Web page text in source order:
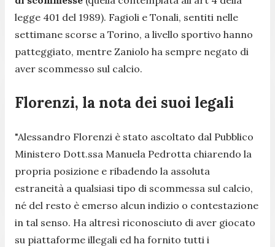
legge 401 del 1989). Fagioli e Tonali, sentiti nelle
settimane scorse a Torino, a livello sportivo hanno
patteggiato, mentre Zaniolo ha sempre negato di
aver scommesso sul calcio.
Florenzi, la nota dei suoi legali
"Alessandro Florenzi è stato ascoltato dal Pubblico
Ministero Dott.ssa Manuela Pedrotta chiarendo la
propria posizione e ribadendo la assoluta
estraneità a qualsiasi tipo di scommessa sul calcio,
né del resto è emerso alcun indizio o contestazione
in tal senso. Ha altresì riconosciuto di aver giocato
su piattaforme illegali ed ha fornito tutti i